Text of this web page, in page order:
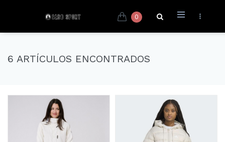
0
6 ARTÍCULOS ENCONTRADOS